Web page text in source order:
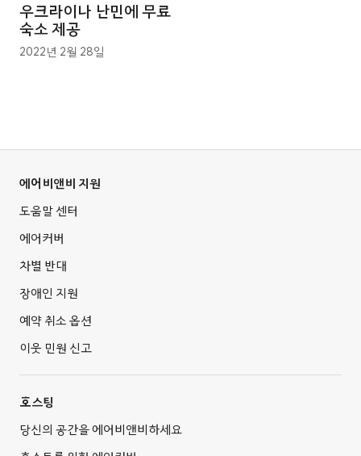
우크라이나 난민에 무료
숙소 제공
2022년 2월 28일
에어비앤비 지원
도움말 센터
에어커버
차별 반대
장애인 지원
예약 취소 옵션
이웃 민원 신고
호스팅
당신의 공간을 에어비앤비하세요